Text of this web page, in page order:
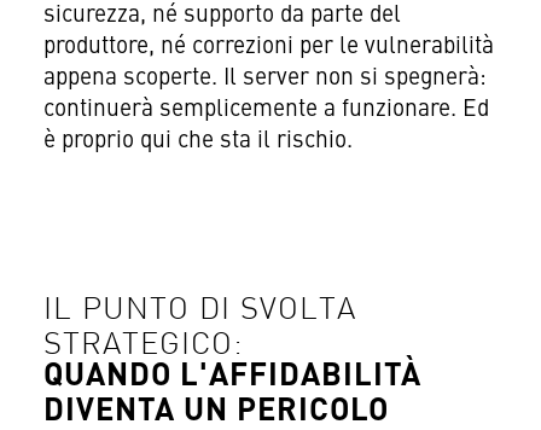
sicurezza, né supporto da parte del
produttore, né correzioni per le vulnerabilità
appena scoperte. Il server non si spegnerà:
continuerà semplicemente a funzionare. Ed
è proprio qui che sta il rischio.
IL PUNTO DI SVOLTA
STRATEGICO:
QUANDO L'AFFIDABILITÀ
DIVENTA UN PERICOLO